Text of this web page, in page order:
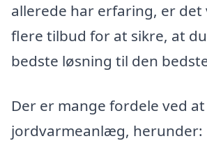
allerede har erfaring, er det
flere tilbud for at sikre, at
bedste løsning til den
Der er mange fordele ved
jordvarmeanlæg, herunder: